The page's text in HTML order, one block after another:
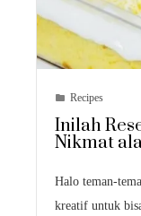
Recipes
Inilah
Nikmat
Halo teman-
kreatif untuk